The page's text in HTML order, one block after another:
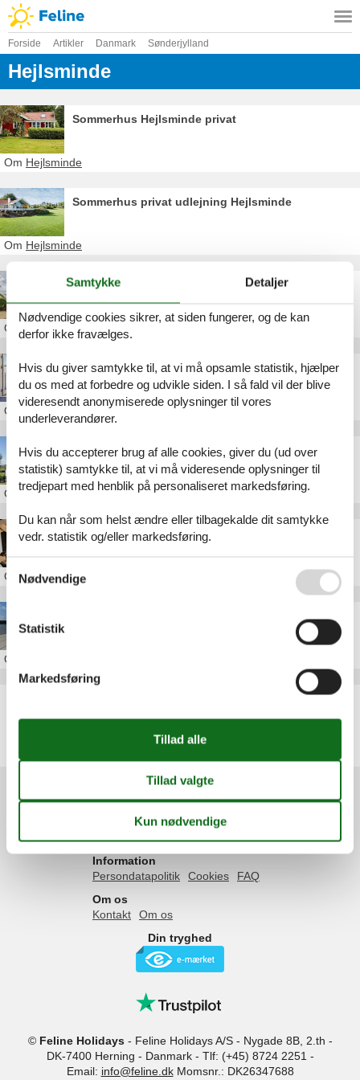
Forside Artikler Danmark Sønderjylland
Hejlsminde
Sommerhus Hejlsminde privat
Om Hejlsminde
Sommerhus privat udlejning Hejlsminde
Om Hejlsminde
Sommerhus Hejlsminde Strand
Om Hejlsminde
Sommerhus Hejlsminde havn
Om
Privat sommerhusudlejning Hejlsminde
OmHejlsminde
Dronning Dorotheas Badstue
OmHejlsminde
Om
Alle
Services
Gavekort
Tilbudsmail
Information
Persondatapolitik
Cookies
FAQ
Om os
Kontakt
Om os
Din tryghed
© Feline Holidays- Feline Holidays A/S- Nygade 8B, 2.th -
DK-7400 Herning - Danmark - Tlf: (+45) 8724 2251 -
Email: info@feline.dk Momsnr.: DK26347688
Samtykke Detaljer
Nødvendige cookies sikrer, at siden fungerer, og de kan
derfor ikke fravælges.
Hvis du giver samtykke til, at vi må opsamle statistik, hjælper
du os med at forbedre og udvikle siden. I så fald vil der blive
videresendt anonymiserede oplysninger til vores
underleverandører.
Hvis du accepterer brug af alle cookies, giver du (ud over
statistik) samtykke til, at vi må videresende oplysninger til
tredjepart med henblik på personaliseret markedsføring.
Du kan når som helst ændre eller tilbagekalde dit samtykke
vedr. statistik og/eller markedsføring.
Nødvendige
Statistik
Markedsføring